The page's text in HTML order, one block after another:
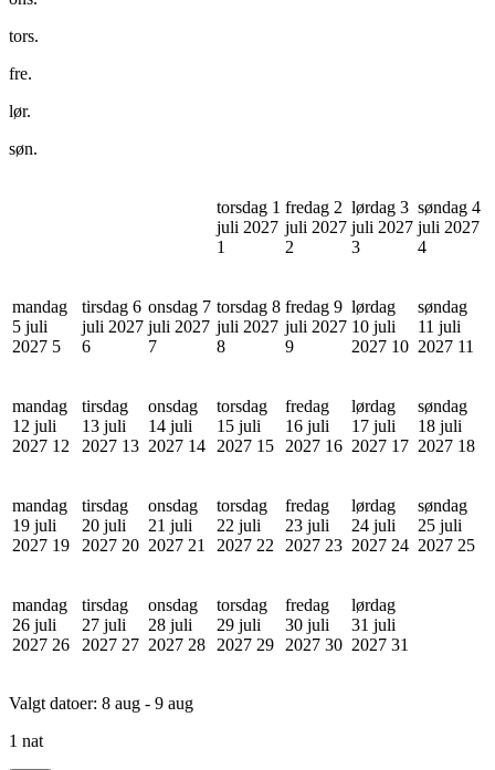
tors.
fre.
lør.
søn.
torsdag 1
juli 2027
1
fredag 2
juli 2027
2
lørdag 3
juli 2027
3
søndag 4
juli 2027
4
mandag
5 juli
2027 5
tirsdag 6
juli 2027
6
onsdag 7
juli 2027
7
torsdag 8
juli 2027
8
fredag 9
juli 2027
9
lørdag
10 juli
2027 10
søndag
11 juli
2027 11
mandag
12 juli
2027 12
tirsdag
13 juli
2027 13
onsdag
14 juli
2027 14
torsdag
15 juli
2027 15
fredag
16 juli
2027 16
lørdag
17 juli
2027 17
søndag
18 juli
2027 18
mandag
19 juli
2027 19
tirsdag
20 juli
2027 20
onsdag
21 juli
2027 21
torsdag
22 juli
2027 22
fredag
23 juli
2027 23
lørdag
24 juli
2027 24
søndag
25 juli
2027 25
mandag
26 juli
2027 26
tirsdag
27 juli
2027 27
onsdag
28 juli
2027 28
torsdag
29 juli
2027 29
fredag
30 juli
2027 30
lørdag
31 juli
2027 31
Valgt datoer: 8 aug - 9 aug
1 nat